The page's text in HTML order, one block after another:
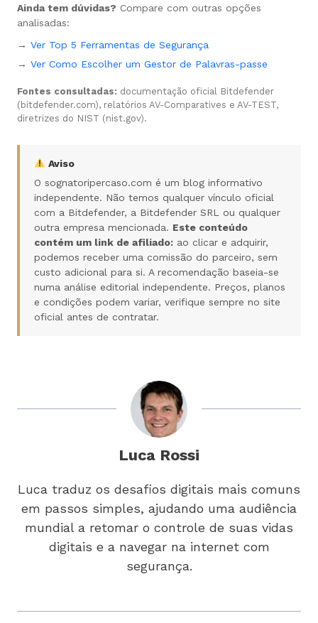
Ainda tem dúvidas? Compare com outras opções
analisadas:
→ Ver Top 5 Ferramentas de Segurança
→ Ver Como Escolher um Gestor de Palavras-passe
Fontes consultadas: documentação oficial Bitdefender
(bitdefender.com), relatórios AV-Comparatives e AV-TEST,
diretrizes do NIST (nist.gov).
Aviso
O sognatoripercaso.com é um blog informativo
independente. Não temos qualquer vínculo oficial
com a Bitdefender, a Bitdefender SRL ou qualquer
outra empresa mencionada. Este conteúdo
contém um link de afiliado: ao clicar e adquirir,
podemos receber uma comissão do parceiro, sem
custo adicional para si. A recomendação baseia-se
numa análise editorial independente. Preços, planos
e condições podem variar, verifique sempre no site
oficial antes de contratar.
Luca Rossi
Luca traduz os desafios digitais mais comuns
em passos simples, ajudando uma audiência
mundial a retomar o controle de suas vidas
digitais e a navegar na internet com
segurança.